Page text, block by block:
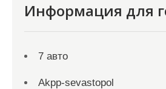
Информация для
7 авто
Akpp-sevastopol